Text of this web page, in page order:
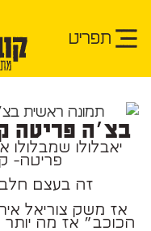
תפריט
בצ׳ה פריטה
יאבלולו שמבלולו
פריטה-
זה בעצם חלב
אז משק צוריאל
הכוכב״ אז מה